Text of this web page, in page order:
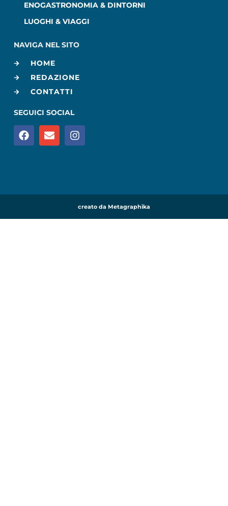
ENOGASTRONOMIA & DINTORNI
LUOGHI & VIAGGI
NAVIGA NEL SITO
HOME
REDAZIONE
CONTATTI
SEGUICI SOCIAL
creato da Metagraphika